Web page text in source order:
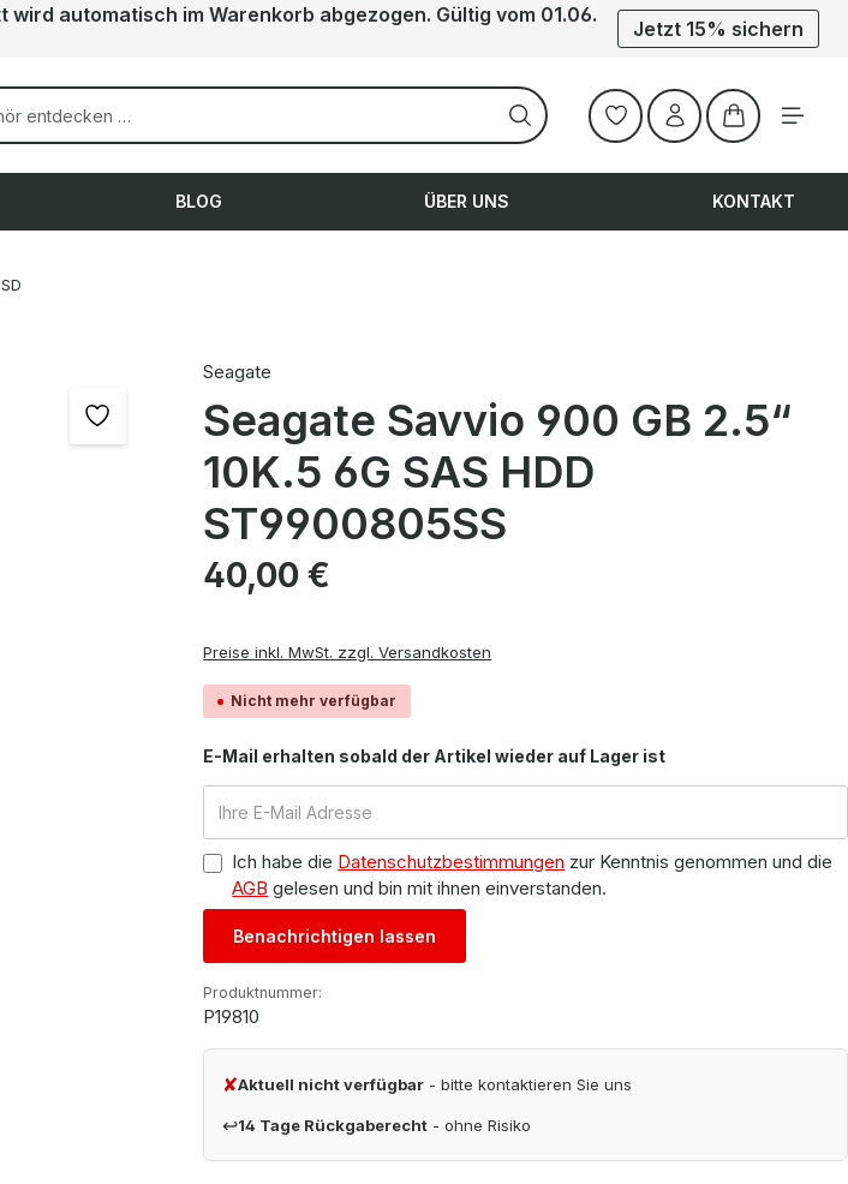
automatisch im Warenkorb abgezogen. Gültig vom 01.06.
Jetzt 15% sichern
Warenkorb
BLOG ÜBER UNS KONTAKT
Seagate
Seagate Savvio 900 GB 2.5“
10K.5 6G SAS HDD
ST9900805SS
Regulärer Preis:
40,00 €
Preise inkl. MwSt. zzgl. Versandkosten
Nicht mehr verfügbar
E-Mail erhalten sobald der Artikel wieder auf Lager ist
Ich habe die Datenschutzbestimmungen zur Kenntnis genommen und die
AGB gelesen und bin mit ihnen einverstanden.
Benachrichtigen lassen
Produktnummer:
P19810
✘Aktuell nicht verfügbar - bitte kontaktieren Sie uns
↩14 Tage Rückgaberecht - ohne Risiko